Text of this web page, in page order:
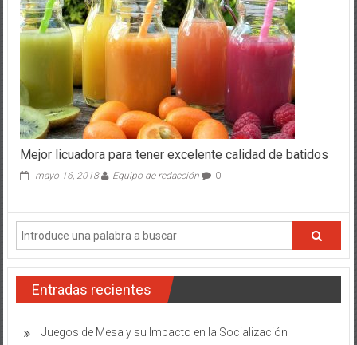
Mejor licuadora para tener excelente calidad de batidos
mayo 16, 2018 Equipo de redacción 0
Entradas recientes
Juegos de Mesa y su Impacto en la Socialización